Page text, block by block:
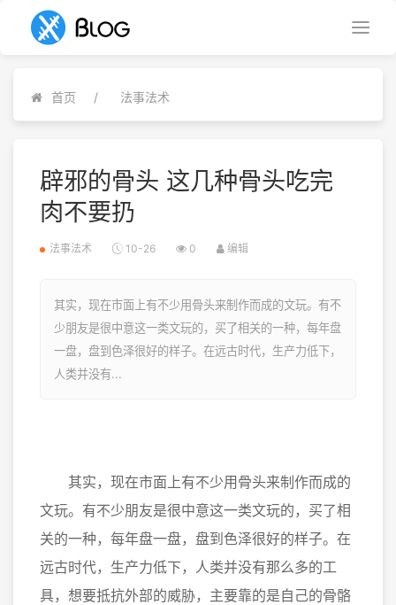
首页 法事法术
辟邪的骨头 这几种骨头吃完
肉不要扔
法事法术 10-26 0 编辑
其实，现在市面上有不少用骨头来制作而成的文玩。有不
少朋友是很中意这一类文玩的，买了相关的一种，每年盘
一盘，盘到色泽很好的样子。在远古时代，生产力低下，
人类并没有...
其实，现在市面上有不少用骨头来制作而成的
文玩。有不少朋友是很中意这一类文玩的，买了相
关的一种，每年盘一盘，盘到色泽很好的样子。在
远古时代，生产力低下，人类并没有那么多的工
具，想要抵抗外部的威胁，主要靠的是自己的骨骼